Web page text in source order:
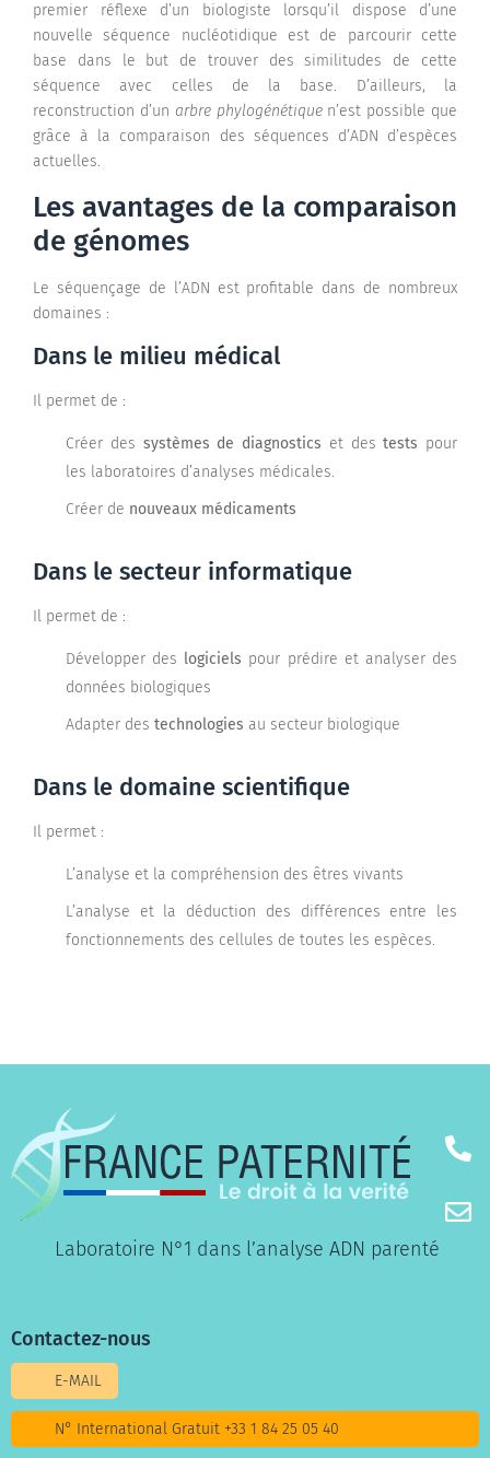
premier réflexe d’un biologiste lorsqu’il dispose d’une
nouvelle séquence nucléotidique est de parcourir cette
base dans le but de trouver des similitudes de cette
séquence avec celles de la base. D’ailleurs, la
reconstruction d’un arbre phylogénétiquen’est possible que
grâce à la comparaison des séquences d’ADN d’espèces
actuelles.
Les avantages de la comparaison
de génomes
Le séquençage de l’ADN est profitable dans de nombreux
domaines :
Dans le milieu médical
Il permet de :
Créer des systèmes de diagnostics et destests pour
les laboratoires d’analyses médicales.
Créer de nouveaux médicaments
Dans le secteur informatique
Il permet de :
Développer des logiciels pour prédire et analyser des
données biologiques
Adapter des technologies au secteur biologique
Dans le domaine scientifique
Il permet :
L’analyse et la compréhension des êtres vivants
L’analyse et la déduction des différences entre les
fonctionnements des cellules de toutes les espèces.
Laboratoire N°1 dans l’analyse ADN parenté
Contactez-nous
E-MAIL
N° International Gratuit +33 1 84 25 05 40